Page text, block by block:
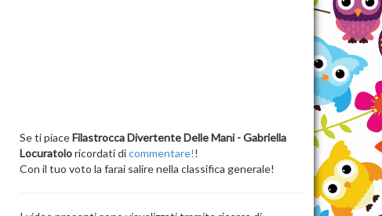
Se ti piaceFilastrocca Divertente Delle Mani - Gabriella
Locuratoloricordati dicommentare!!
Con il tuo voto la farai salire nella classifica generale!